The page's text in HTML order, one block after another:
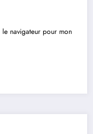
navigateur pour mon